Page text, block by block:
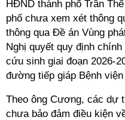
HĐND thành phố Trần
phố chưa xem xét thông
thông qua Đề án Vùng
Nghị quyết quy định
cứu sinh giai đoạn 2026-
đường tiếp giáp Bệnh
Theo ông Cương, các dự
chưa bảo đảm điều kiện